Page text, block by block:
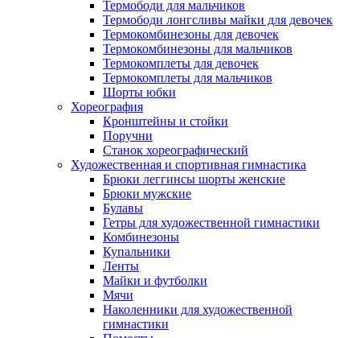
Термободи для мальчиков
Термободи лонгсливы майки для девочек
Термокомбинезоны для девочек
Термокомбинезоны для мальчиков
Термокомплеты для девочек
Термокомплеты для мальчиков
Шорты юбки
Хореография
Кронштейны и стойки
Поручни
Станок хореографический
Художественная и спортивная гимнастика
Брюки леггинсы шорты женские
Брюки мужские
Булавы
Гетры для художественной гимнастики
Комбинезоны
Купальники
Ленты
Майки и футболки
Мячи
Наколенники для художественной
гимнастики